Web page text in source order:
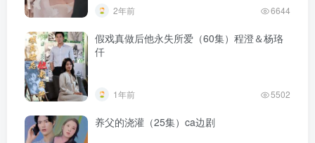
2年前 6644
假戏真做后他永失所爱（60集）程澄＆杨珞
仟
1年前 5502
养父的浇灌（25集）ca边剧